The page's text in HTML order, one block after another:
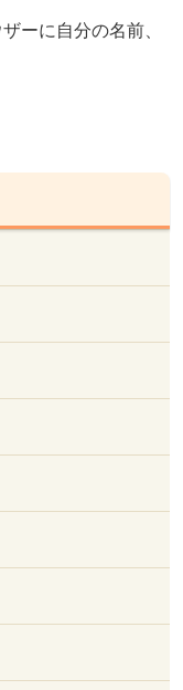
ーに自分の名前、